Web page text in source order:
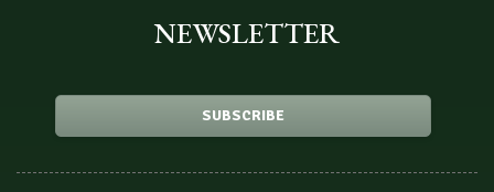
NEWSLETTER
SUBSCRIBE